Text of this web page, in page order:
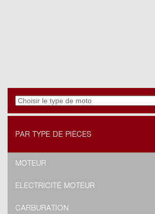
PAR TYPE DE PIÈCES
MOTEUR
ELECTRICITÉ MOTEUR
CARBURATION